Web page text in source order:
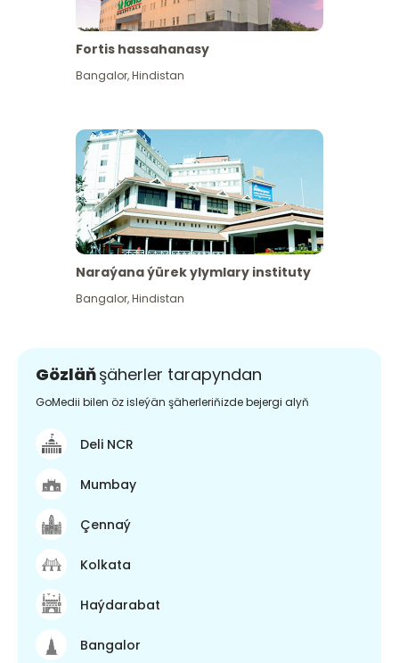
Fortis hassahanasy
Bangalor,Hindistan
Naraýana ýürek ylymlary instituty
Bangalor,Hindistan
Gözläňşäherler tarapyndan
GoMedii bilen öz isleýän şäherleriňizde bejergi alyň
Deli NCR
Mumbay
Çennaý
Kolkata
Haýdarabat
Bangalor